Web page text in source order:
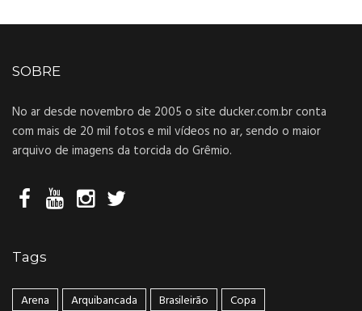
SOBRE
No ar desde novembro de 2005 o site ducker.com.br conta
com mais de 20 mil fotos e mil vídeos no ar, sendo o maior
arquivo de imagens da torcida do Grêmio.
Tags
Arena Arquibancada Brasileirão
Copa